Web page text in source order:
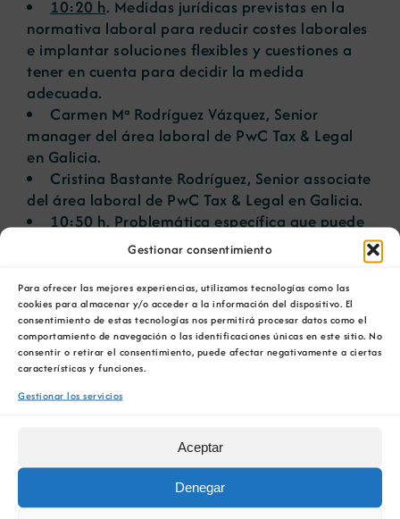
Gestionar consentimiento
Para ofrecer las mejores experiencias, utilizamos tecnologías como las
cookies para almacenar y/o acceder a la información del dispositivo. El
consentimiento de estas tecnologías nos permitirá procesar datos como el
comportamiento de navegación o las identificaciones únicas en este sitio. No
consentir o retirar el consentimiento, puede afectar negativamente a ciertas
características y funciones.
Gestionar los servicios
Aceptar
Denegar
10:20 h. Medidas jurídicas previstas en la
normativa laboral para reducir costes laborales
e implantar soluciones flexibles y cuestiones a
tener en cuenta para decidir la medida
adecuada.
Carmen Mª Rodríguez Vázquez, Senior
manager del área laboral de PwC Tax & Legal
en Galicia.
Cristina Bastante Rodríguez, Senior associate
del área laboral de PwC Tax & Legal en Galicia.
10:50 h. Problemática específica que puede
surgir respecto a los incrementos salariales y
medidas legalmente previstas para combatir los
efectos de la inflación. Carmen Mª Rodríguez
Vázquez, Senior manager del área laboral de
PwC Tax & Legal en Galicia.
11:00 h. Café de despedida.